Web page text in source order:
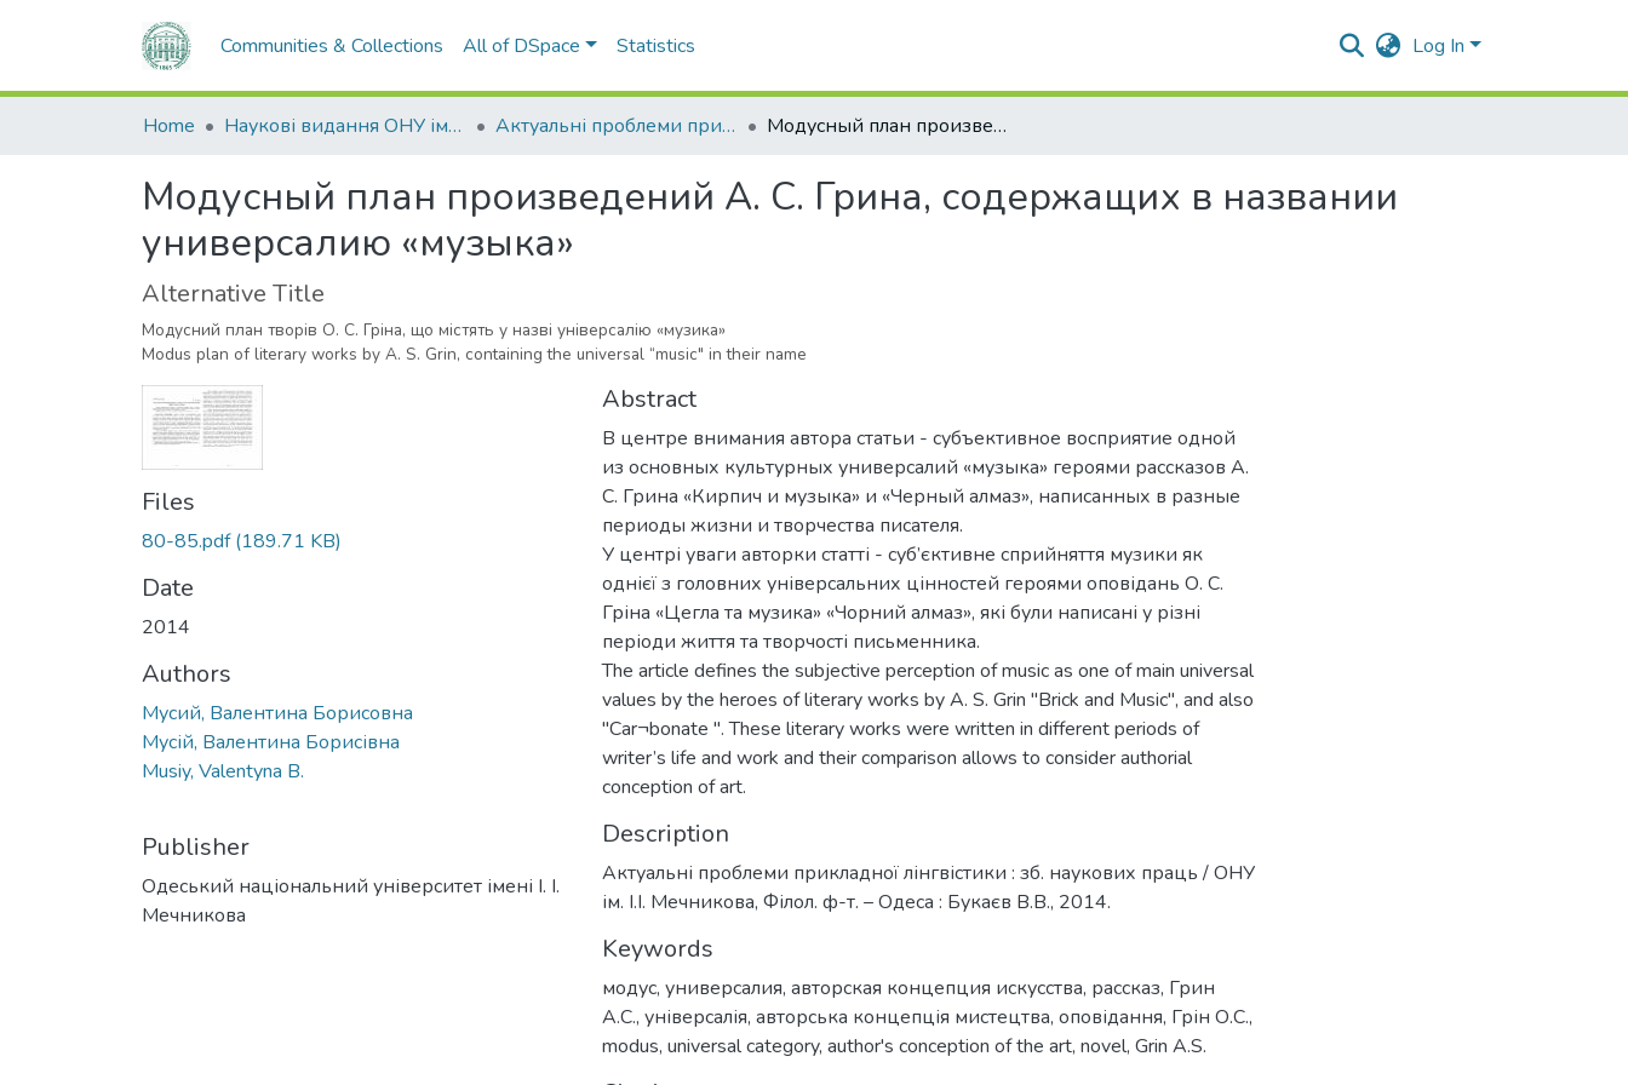
Communities & Collections All of DSpace Statistics Log In
Home Наукові видання ОНУ імені І. І. Мечникова Актуальні проблеми прикладної лінгвістики Модусный план произведений А. С. Грина, содержащих в названии универсалию «музыка»
Модусный план произведений А. С. Грина, содержащих в названии
универсалию «музыка»
Alternative Title
Модусний план творів О. С. Гріна, що містять у назві універсалію «музика»
Modus plan of literary works by A. S. Grin, containing the universal “music" in their name
Files
80-85.pdf(189.71 KB)
Date
2014
Authors
Муcий, Валентина Борисовна
Мусій, Валентина Борисівна
Musiy, Valentyna B.
Publisher
Одеський національний університет імені І. І.
Мечникова
Abstract
В центре внимания автора статьи - субъективное восприятие одной
из основных культурных универсалий «музыка» героями рассказов А.
С. Грина «Кирпич и музыка» и «Черный алмаз», написанных в разные
периоды жизни и творчества писателя.
У центрі уваги авторки статті - суб’єктивне сприйняття музики як
однієї з головних універсальних цінностей героями оповідань О. С.
Гріна «Цегла та музика» «Чорний алмаз», які були написані у різні
періоди життя та творчості письменника.
The article defines the subjective perception of music as one of main universal
values by the heroes of literary works by A. S. Grin "Brick and Music", and also
"Car¬bonate ". These literary works were written in different periods of
writer’s life and work and their comparison allows to consider authorial
conception of art.
Description
Актуальні проблеми прикладної лінгвістики : зб. наукових праць / ОНУ
ім. І.І. Мечникова, Філол. ф-т. – Одеса : Букаєв В.В., 2014.
Keywords
модус, универсалия, авторская концепция искусства, рассказ, Грин
А.С., універсалія, авторська концепція мистецтва, оповідання, Грін О.С.,
modus, universal category, author's conception of the art, novel, Grin A.S.